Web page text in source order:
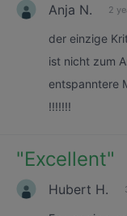
Anja N. 2
der einzige
ist nicht zum
entspanntere
!!!!!!!
"Excellent"
Hubert H.